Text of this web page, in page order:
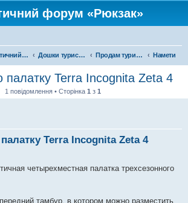
форум «Рюкзак»
Туристичний форум «Рюкзак» Дошки туристичних оголошень Продам туристичне спорядження Намети
Terra Incognita Zeta 4
1 повідомлення • Сторінка 1 з 1
Terra Incognita Zeta 4
четырехместная палатка трехсезонного
тамбур, в котором можно разместить